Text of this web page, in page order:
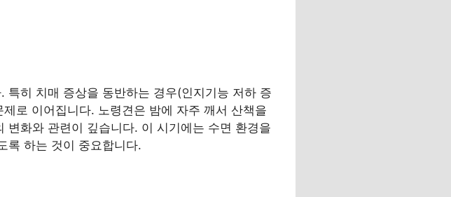
특히 치매 증상을 동반하는 경우(인지기능 저하 증
로 이어집니다. 노령견은 밤에 자주 깨서 산책을
화와 관련이 깊습니다. 이 시기에는 수면 환경을
록 하는 것이 중요합니다.